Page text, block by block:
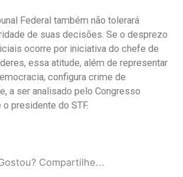
Federal também não tolerará
de suas decisões. Se o desprezo
ocorre por iniciativa do chefe de
essa atitude, além de representar
configura crime de
a ser analisado pelo Congresso
o presidente do STF.
Compartilhe...